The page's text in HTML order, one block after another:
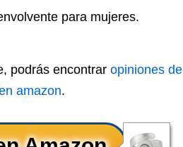
para mujeres.
podrás encontrar opiniones de
amazon.